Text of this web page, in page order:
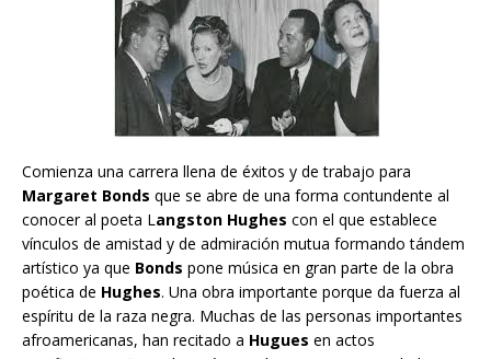
Comienza una carrera llena de éxitos y de trabajo para
Margaret Bonds que se abre de una forma contundente al
conocer al poeta Langston Hughes con el que establece
vínculos de amistad y de admiración mutua formando tándem
artístico ya que Bonds pone música en gran parte de la obra
poética de Hughes. Una obra importante porque da fuerza al
espíritu de la raza negra. Muchas de las personas importantes
afroamericanas, han recitado a Hugues en actos